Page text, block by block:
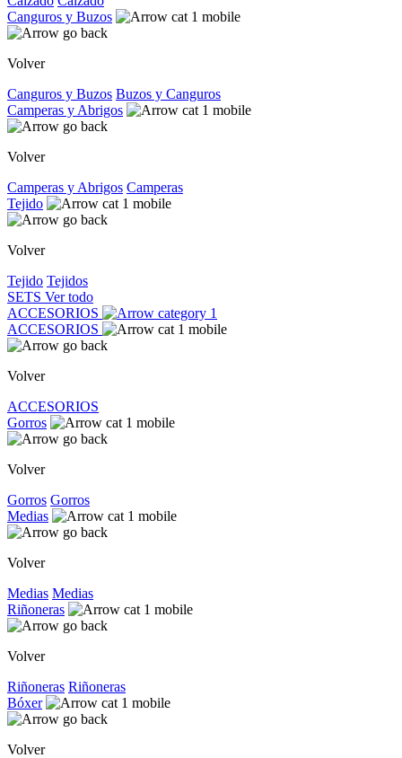
Canguros y Buzos
Volver
Canguros y Buzos Buzos y Canguros
Camperas y Abrigos
Volver
Camperas y Abrigos Camperas
Tejido
Volver
Tejido Tejidos
SETS Ver todo
ACCESORIOS
ACCESORIOS
Volver
ACCESORIOS
Gorros
Volver
Gorros Gorros
Medias
Volver
Medias Medias
Riñoneras
Volver
Riñoneras Riñoneras
Bóxer
Volver